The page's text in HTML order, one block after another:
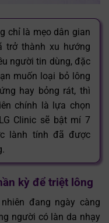
chỉ là mẹo dân gian
trở thành xu hướng
người tin dùng, đặc
muốn loại bỏ lông
hay bỏng rát, thì
chính là lựa chọn
Clinic sẽ bật mí 7
lành tính đã được
kỳ để triệt lông
đang ngày càng
người có làn da nhạy